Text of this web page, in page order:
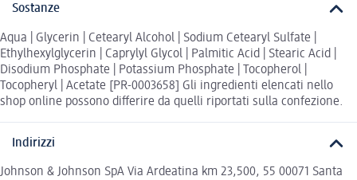
Sostanze
Aqua | Glycerin | Cetearyl Alcohol | Sodium Cetearyl Sulfate |
Ethylhexylglycerin | Caprylyl Glycol | Palmitic Acid | Stearic Acid |
Disodium Phosphate | Potassium Phosphate | Tocopherol |
Tocopheryl | Acetate [PR-0003658] Gli ingredienti elencati nello
shop online possono differire da quelli riportati sulla confezione.
Indirizzi
Johnson & Johnson SpA Via Ardeatina km 23,500, 55 00071 Santa